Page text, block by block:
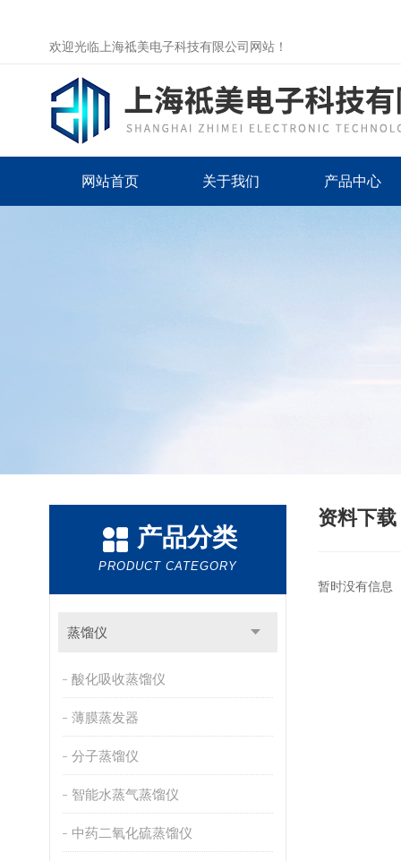
欢迎光临上海祗美电子科技有限公司网站！
网站首页 关于我们 产品中心
产品分类
PRODUCT CATEGORY
蒸馏仪
酸化吸收蒸馏仪
薄膜蒸发器
分子蒸馏仪
智能水蒸气蒸馏仪
中药二氧化硫蒸馏仪
资料下载
暂时没有信息